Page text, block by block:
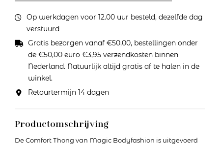
Op werkdagen voor 12.00 uur besteld, dezelfde dag
verstuurd
Gratis bezorgen vanaf €50,00, bestellingen onder
de €50,00 euro €3,95 verzendkosten binnen
Nederland. Natuurlijk altijd gratis af te halen in de
winkel.
Retourtermijn 14 dagen
Productomschrijving
De Comfort Thong van Magic Bodyfashion is uitgevoerd